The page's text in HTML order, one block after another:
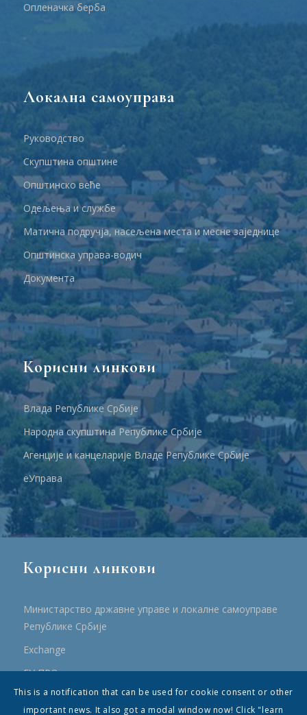
Опленачка берба
Локална самоуправа
Руководство
Скупштина општине
Општинско веће
Одељења и службе
Матична подручја, насељена места и месне заједнице
Општинска управа-водич
Документа
Корисни линкови
Влада Републике Србије
Народна скупштина Републике Србије
Агенције и канцеларије Владе Републике Србије
еУправа
Корисни линкови
Министарство државне управе и локалне самоуправе
Републике Србије
Еxchange
ЕУ ПРО
ПРРР
This is a notification that can be used for cookie consent or other
important news. It also got a modal window now! Click "learn